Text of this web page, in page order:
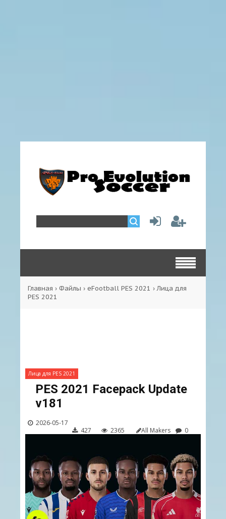
Главная › Файлы › eFootball PES 2021 ›Лица для
PES 2021
Лица для PES 2021
PES 2021 Facepack Update
v181
2026-05-17
427
2365 All Makers 0